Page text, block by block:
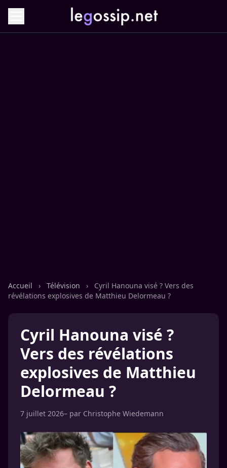
Accueil › Télévision ›
Cyril Hanouna visé ? Vers des
révélations explosives de Matthieu Delormeau ?
Cyril Hanouna visé ?
Vers des révélations
explosives de Matthieu
Delormeau ?
7 juillet 2026– par Christophe Wiedemann